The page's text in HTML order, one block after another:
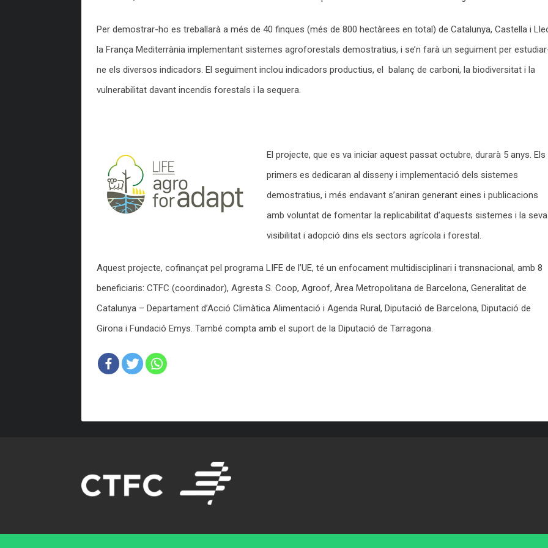
Per demostrar-ho es treballarà a més de 40 finques (més de 800 hectàrees en total) de Catalunya, Castella i
la França Mediterrània implementant sistemes agroforestals demostratius, i se’n farà un seguiment per
ne els diversos indicadors. El seguiment inclou indicadors productius, el balanç de carboni, la biodiversitat i la
vulnerabilitat davant incendis forestals i la sequera.
El projecte, que es va iniciar aquest passat octubre, durarà 5 anys. Els
primers es dedicaran al disseny i implementació dels sistemes
demostratius, i més endavant s’aniran generant eines i publicacions
amb voluntat de fomentar la replicabilitat d’aquests sistemes i la seva
visibilitat i adopció dins els sectors agrícola i forestal.
Aquest projecte, cofinançat pel programa LIFE de l’UE, té un enfocament multidisciplinari i transnacional, amb 8
beneficiaris: CTFC (coordinador), Agresta S. Coop, Agroof, Àrea Metropolitana de Barcelona, Generalitat de
Catalunya – Departament d’Acció Climàtica Alimentació i Agenda Rural, Diputació de Barcelona, Diputació de
Girona i Fundació Emys. També compta amb el suport de la Diputació de Tarragona.